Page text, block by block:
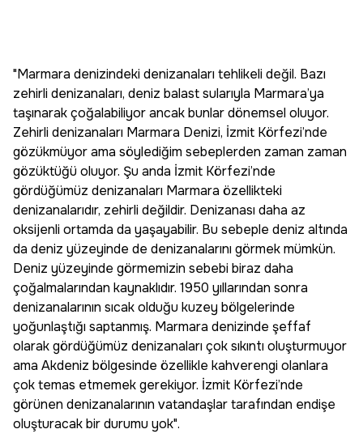
"Marmara denizindeki denizanaları tehlikeli değil. Bazı
zehirli denizanaları, deniz balast sularıyla Marmara’ya
taşınarak çoğalabiliyor ancak bunlar dönemsel oluyor.
Zehirli denizanaları Marmara Denizi, İzmit Körfezi’nde
gözükmüyor ama söylediğim sebeplerden zaman zaman
gözüktüğü oluyor. Şu anda İzmit Körfezi’nde
gördüğümüz denizanaları Marmara özellikteki
denizanalarıdır, zehirli değildir. Denizanası daha az
oksijenli ortamda da yaşayabilir. Bu sebeple deniz altında
da deniz yüzeyinde de denizanalarını görmek mümkün.
Deniz yüzeyinde görmemizin sebebi biraz daha
çoğalmalarından kaynaklıdır. 1950 yıllarından sonra
denizanalarının sıcak olduğu kuzey bölgelerinde
yoğunlaştığı saptanmış. Marmara denizinde şeffaf
olarak gördüğümüz denizanaları çok sıkıntı oluşturmuyor
ama Akdeniz bölgesinde özellikle kahverengi olanlara
çok temas etmemek gerekiyor. İzmit Körfezi’nde
görünen denizanalarının vatandaşlar tarafından endişe
oluşturacak bir durumu yok".